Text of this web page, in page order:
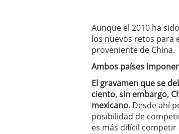
un
¿Cómo
Cómo
Aunque el 2010 ha
los nuevos retos para
proveniente de China.
Ambos países
El gravamen que se
ciento, sin embargo,
mexicano. Desde ahí
posibilidad de
es más difícil competir